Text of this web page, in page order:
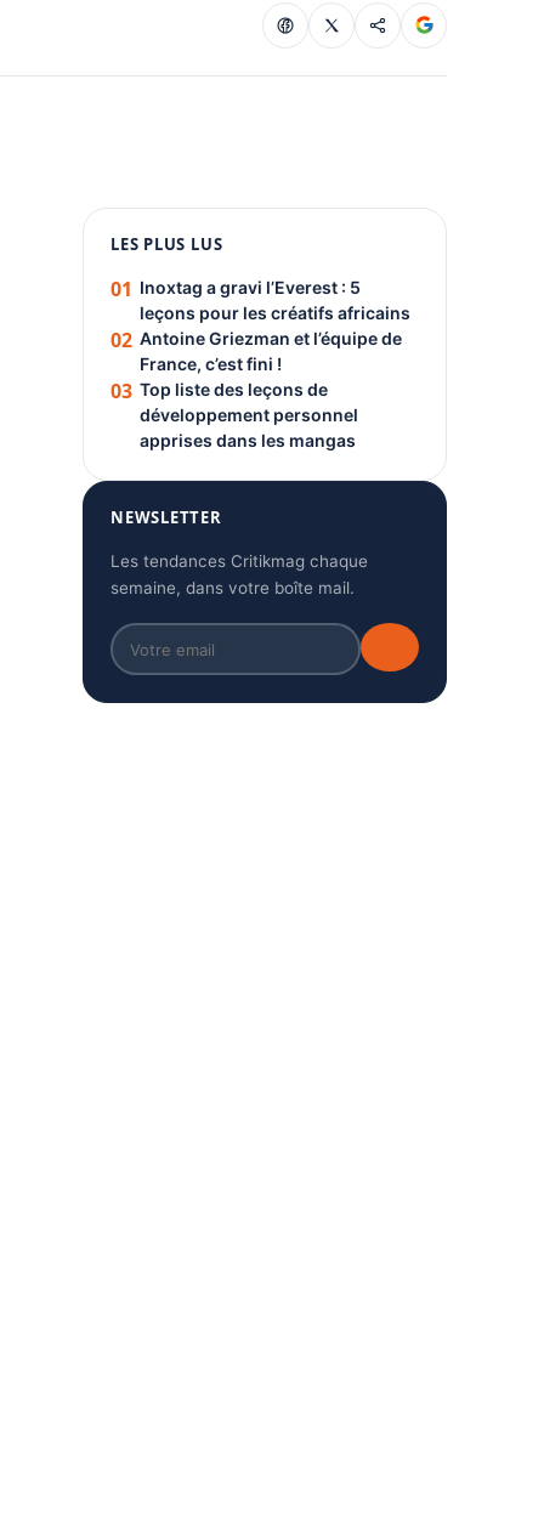
PUBLICITÉ
LES PLUS LUS
01 Inoxtag a gravi l’Everest : 5
leçons pour les créatifs africains
02 Antoine Griezman et l’équipe de
France, c’est fini !
03 Top liste des leçons de
développement personnel
apprises dans les mangas
NEWSLETTER
Les tendances Critikmag chaque
semaine, dans votre boîte mail.